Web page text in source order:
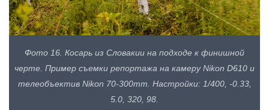
Фото 16. Косарь из Словакии на подходе к финишной
черте. Пример съемки репортажа на камеру Nikon D610 и
телеобъектив Nikon 70-300mm. Настройки: 1/400, -0.33,
5.0, 320, 98.